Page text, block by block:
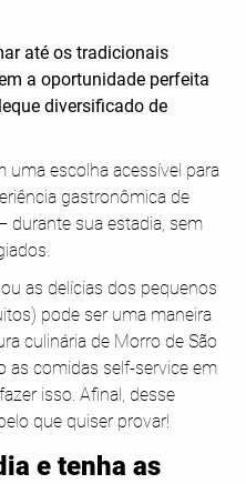
até os tradicionais
a oportunidade perfeita
diversificado de
uma escolha acessível para
gastronômica de
durante sua estadia, sem
as delícias dos pequenos
pode ser uma maneira
culinária de Morro de São
as comidas self-service em
isso. Afinal, desse
que quiser provar!
e tenha as